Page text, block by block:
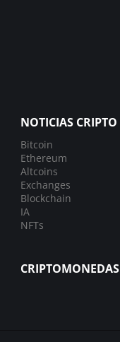
NOTICIAS CRIPTO
Bitcoin
Ethereum
Altcoins
Exchanges
Blockchain
IA
NFTs
CRIPTOMONEDAS